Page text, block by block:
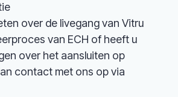
over de livegang van Vitru
van ECH of heeft u
over het aansluiten op
contact met ons op via